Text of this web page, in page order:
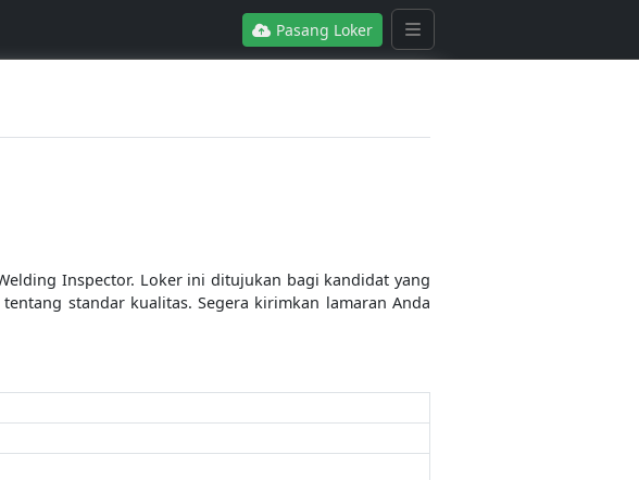
Pasang Loker
Inspector. Loker ini ditujukan bagi kandidat yang
standar kualitas. Segera kirimkan lamaran Anda